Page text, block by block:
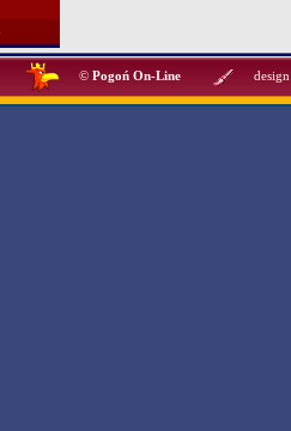
© Pogoń On-Line